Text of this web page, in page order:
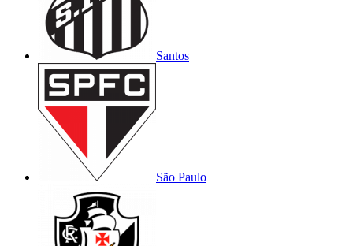
Santos
São Paulo